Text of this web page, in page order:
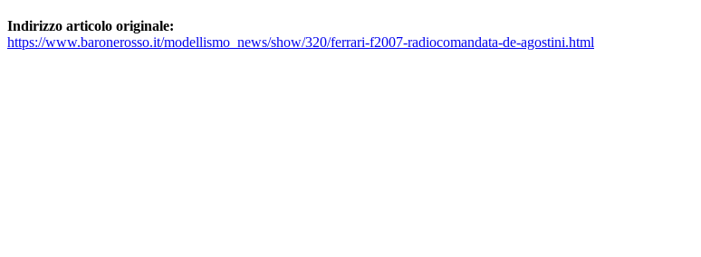
Indirizzo articolo originale:
https://www.baronerosso.it/modellismo_news/show/320/ferrari-f2007-radiocomandata-de-agostini.html